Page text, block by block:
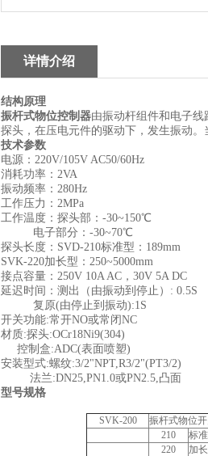
详情介绍
结构原理
振杆式物位控制器由振动杆组件和电子
探头，在压电元件的驱动下，发生振动
技术参数
电源：220V/105V AC50/60Hz
消耗功率：2VA
振动频率：280Hz
工作压力：2MPa
工作温度：探头部：-30~150℃
电子部分：-30~70℃
探头长度：SVD-210标准型：189mm
SVK-220加长型：250~5000mm
接点容量：250V 10A AC，30V 5A DC
延迟时间：测出（由振动到停止）: 0.5S
复原(由停止到振动):1S
开关功能:常开NO或常闭NC
材质:探头:OCr18Ni9(304)
控制盒:ADC(表面喷塑)
安装型式:螺纹:3/2"NPT,R3/2"(PT3/2)
法兰:DN25,PN1.0或PN2.5,凸面
型号规格
SVK-200
振杆式物位
210
标
220
加